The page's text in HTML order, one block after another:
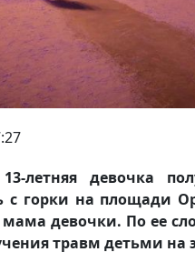
летняя девочка
с горки на площади
мама девочки. По ее
травм детьми на